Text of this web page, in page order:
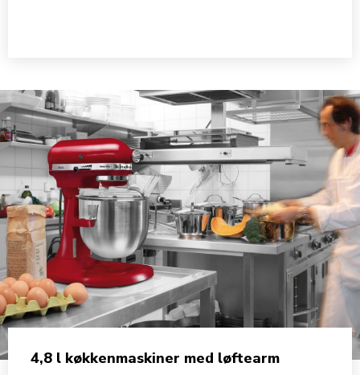
4,8 l køkkenmaskiner med løftearm